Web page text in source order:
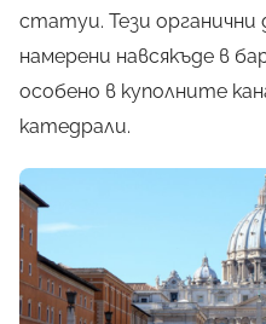
статуи. Тези
намерени навсякъде в
особено в куполните
катедрали.